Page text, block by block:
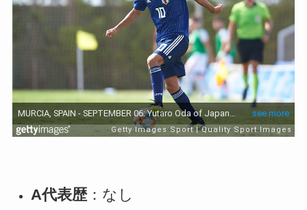
A代表歴：なし